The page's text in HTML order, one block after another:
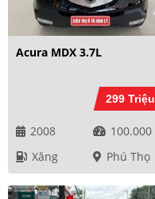
Acura MDX 3.7L
299 Triệu
2008
100.000
Xăng
Phú Thọ